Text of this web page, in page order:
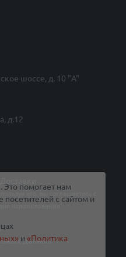
шоссе, д. 10 "A"
д.12
его, вы соглашаетесь с
данных
помогает нам
посетителей с сайтом и
и «Политика